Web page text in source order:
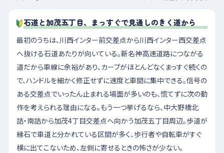
石道と加茂五丁目、まっすぐで見通しのきく道から
最初のうちは、川西インター前交差点から川西インター西交差点
へ抜ける石道あたりが向いている。新名神高速道路につながる
道だから車線に余裕があり、カーブがほとんどなくまっすぐ続くの
で、ハンドルを細かく修正せずに速度と車間に集中できる。信号の
ある交差点でいったん止まれる場面が多いのも、慌てずに次の動
作を考えられる理由になる。もう一つ挙げるなら、中大野橋北
詰・南詰から加茂4丁目交差点へ向かう加茂五丁目周辺。歩道が
縁石で車道と分かれている区間が多く、歩行者や自転車がすぐ
横に出てこないため、左側に寄せるときの怖さが少ない。